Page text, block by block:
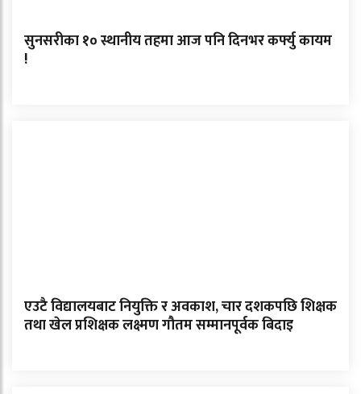
सुनसरीका १० स्थानीय तहमा आज पनि दिनभर कर्फ्यु कायम
!
एउटै विद्यालयबाट नियुक्ति र अवकाश, चार दशकपछि शिक्षक
तथा खेल प्रशिक्षक लक्ष्मण गौतम सम्मानपूर्वक बिदाइ